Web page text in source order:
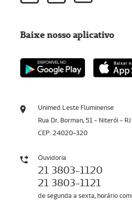
Unimed Leste Fluminense
Rua Dr. Borman, 51 - Niterói - RJ
CEP: 24020-320
Ouvidoria
21 3803-1120
21 3803-1121
de segunda a sexta, horário
Baixe nosso aplicativo